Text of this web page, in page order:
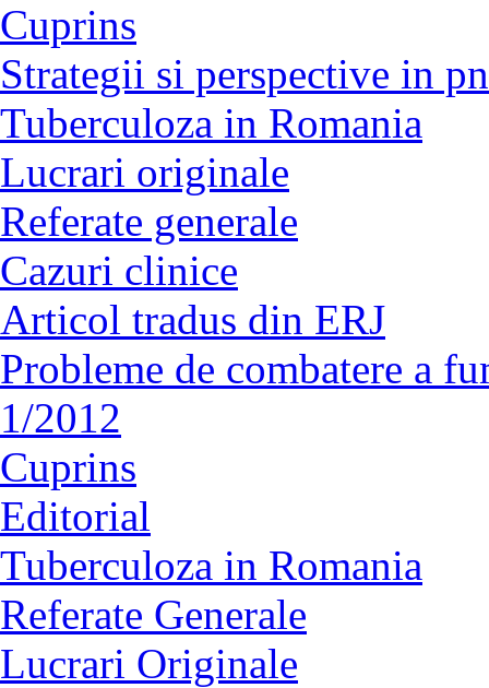
Cuprins
Strategii si perspective in
Tuberculoza in Romania
Lucrari originale
Referate generale
Cazuri clinice
Articol tradus din ERJ
Probleme de combatere a
1/2012
Cuprins
Editorial
Tuberculoza in Romania
Referate Generale
Lucrari Originale